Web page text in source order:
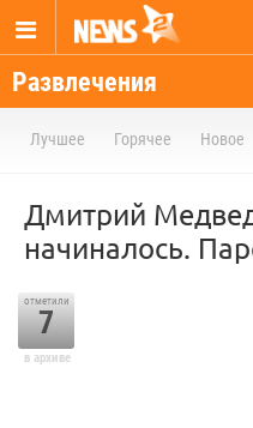
Развлечения
Лучшее Горячее Новое
Дмитрий
начиналось.
отметили
7
в архиве